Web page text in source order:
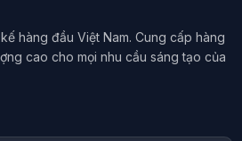
hàng đầu Việt Nam. Cung cấp hàng
cao cho mọi nhu cầu sáng tạo của